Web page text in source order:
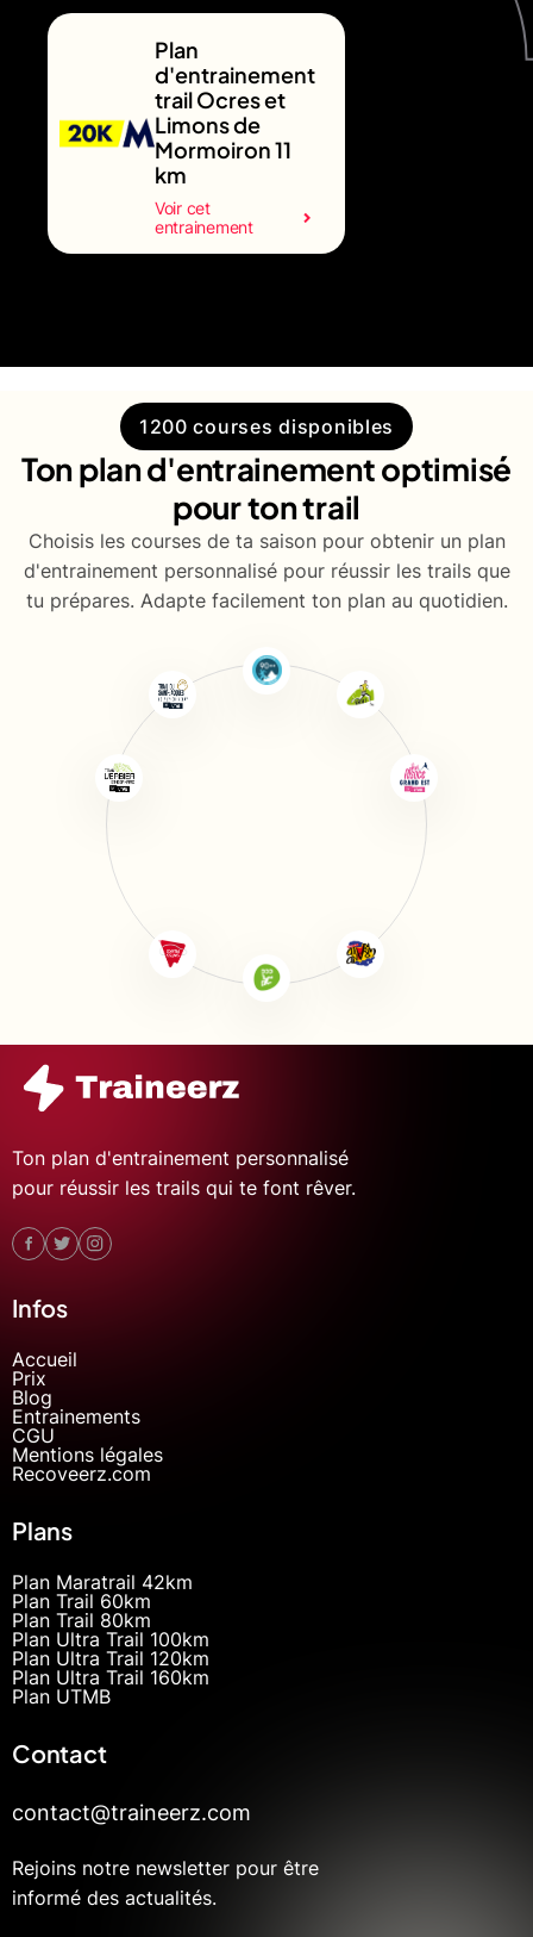
Plan
d'entrainement
trail Ocres et
Limons de
Mormoiron 11
km
Voir cet
entrainement
1200 courses disponibles
Ton plan d'entrainement optimisé
pour ton trail
Choisis les courses de ta saison pour obtenir un plan
d'entrainement personnalisé pour réussir les trails que
tu prépares. Adapte facilement ton plan au quotidien.
Ton plan d'entrainement personnalisé
pour réussir les trails qui te font rêver.
Infos
Accueil
Prix
Blog
Entrainements
CGU
Mentions légales
Recoveerz.com
Plans
Plan Maratrail 42km
Plan Trail 60km
Plan Trail 80km
Plan Ultra Trail 100km
Plan Ultra Trail 120km
Plan Ultra Trail 160km
Plan UTMB
Contact
contact@traineerz.com
Rejoins notre newsletter pour être
informé des actualités.